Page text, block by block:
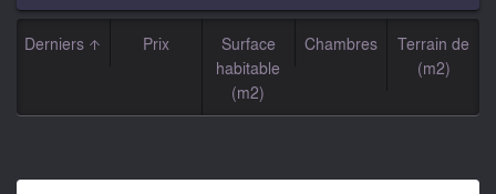
Derniers Prix
Surface
habitable
(m2)
Chambres
Terrain de
(m2)